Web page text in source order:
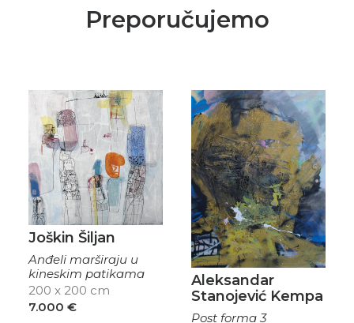
Preporučujemo
Joškin Šiljan
Anđeli marširaju u
kineskim patikama
200 x 200 cm
7.000 €
Aleksandar
Stanojević Kempa
Post forma 3